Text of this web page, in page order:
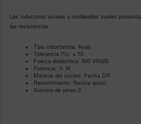
Los inductores axiales o moldeados suelen
las resistencias.
Tipo inductancia: Axial
Tolerancia (%): ± 10
Fuerza dieléctrica: 500 VRMS
Potencia: ½ W
Material del núcleo: Ferrita DR
Revestimiento: Resina epoxi
Número de pines:2